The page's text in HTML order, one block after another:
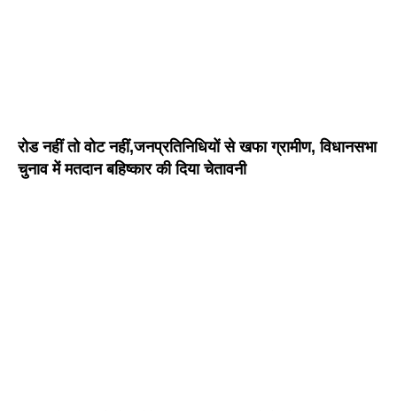
रोड नहीं तो वोट नहीं,जनप्रतिनिधियों से खफा ग्रामीण, विधानसभा
चुनाव में मतदान बहिष्कार की दिया चेतावनी